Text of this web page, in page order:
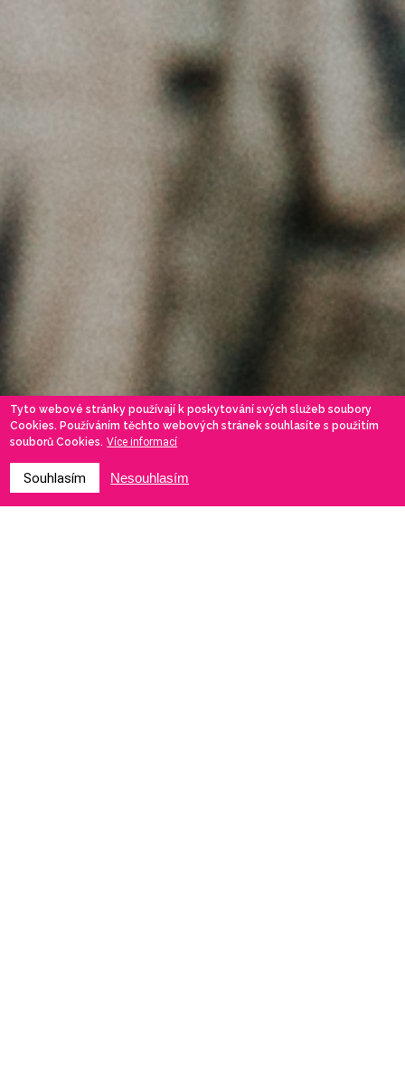
Tyto webové stránky používají k poskytování svých služeb soubory
Cookies. Používáním těchto webových stránek souhlasíte s použitím
souborů Cookies. Více informací
Souhlasím Nesouhlasím